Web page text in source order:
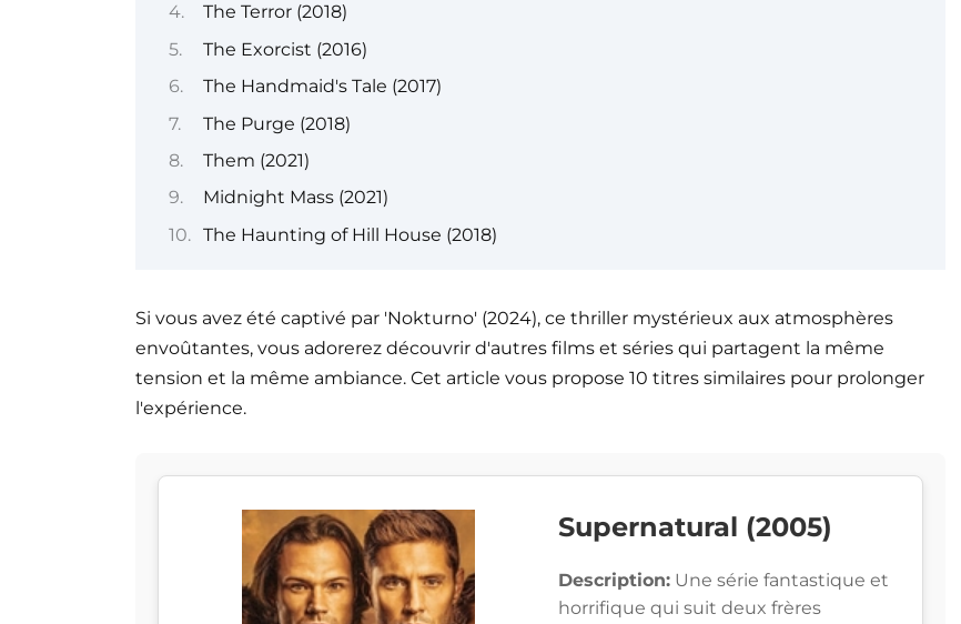
The Terror (2018)
The Exorcist (2016)
The Handmaid's Tale (2017)
The Purge (2018)
Them (2021)
Midnight Mass (2021)
The Haunting of Hill House (2018)
Si vous avez été captivé par 'Nokturno' (2024), ce thriller mystérieux aux atmosphères
envoûtantes, vous adorerez découvrir d'autres films et séries qui partagent la même
tension et la même ambiance. Cet article vous propose 10 titres similaires pour prolonger
l'expérience.
Supernatural (2005)
Description: Une série fantastique et
horrifique qui suit deux frères